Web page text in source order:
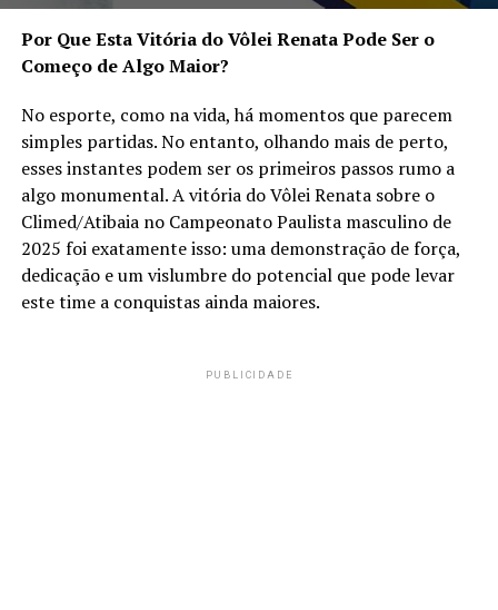
Por Que Esta Vitória do Vôlei Renata Pode Ser o
Começo de Algo Maior?
No esporte, como na vida, há momentos que parecem
simples partidas. No entanto, olhando mais de perto,
esses instantes podem ser os primeiros passos rumo a
algo monumental. A vitória do Vôlei Renata sobre o
Climed/Atibaia no Campeonato Paulista masculino de
2025 foi exatamente isso: uma demonstração de força,
dedicação e um vislumbre do potencial que pode levar
este time a conquistas ainda maiores.
PUBLICIDADE